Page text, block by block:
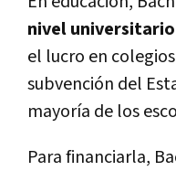
nivel universitario
el lucro en
subvención del
mayoría de los
Para financiarla,